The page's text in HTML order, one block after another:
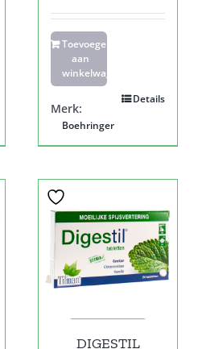
Toevoegen
aan
winkelwagen
Details
Merk:
Boehringer
DIGESTIL